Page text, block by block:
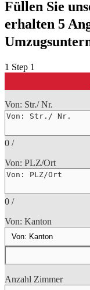
Füllen Sie
erhalten 5
1 Step 1
Von: Str./ Nr.
0 /
Von: PLZ/Ort
0 /
Von: Kanton
Anzahl Zimmer